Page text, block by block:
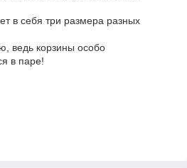
в себя три размера разных
ведь корзины особо
в паре!